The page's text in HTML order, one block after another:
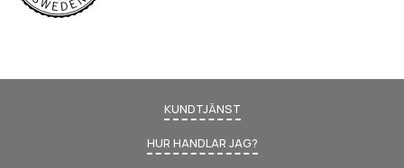
KUNDTJÄNST
HUR HANDLAR JAG?